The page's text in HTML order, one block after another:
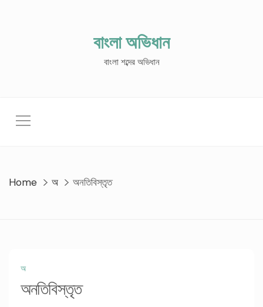
বাংলা অভিধান
বাংলা শব্দের অভিধান
Home অ অনতিবিস্তৃত
অ
অনতিবিস্তৃত